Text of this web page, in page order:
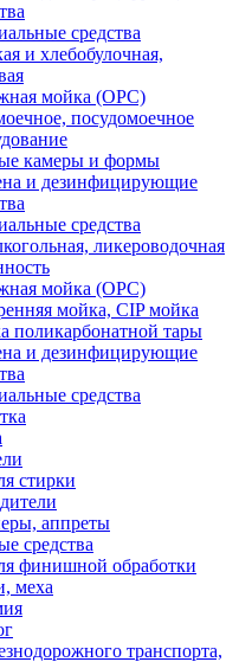
средства
и хлебобулочная,
мойка (ОРС)
посудомоечное
камеры и формы
и дезинфицирующие
средства
ликероводочная
мойка (ОРС)
мойка, CIP мойка
поликарбонатной тары
и дезинфицирующие
средства
стирки
аппреты
средства
финишной обработки
меха
транспорта,